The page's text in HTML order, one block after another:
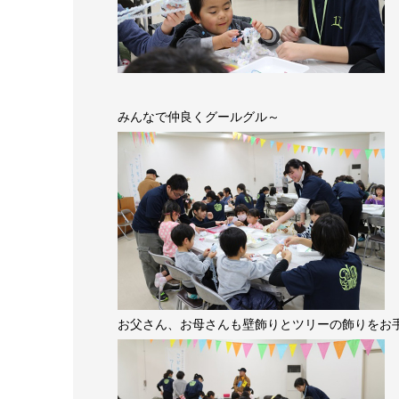
みんなで仲良くグールグル～
お父さん、お母さんも壁飾りとツリーの飾りをお